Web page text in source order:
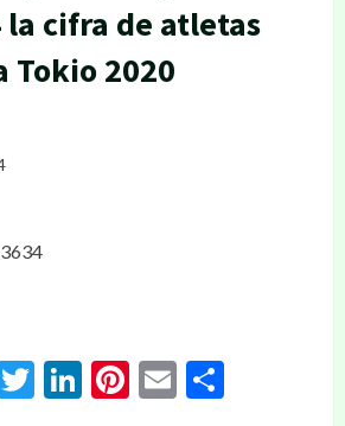
la cifra de atletas
Tokio 2020
Twitter
LinkedIn
Pinterest
Email